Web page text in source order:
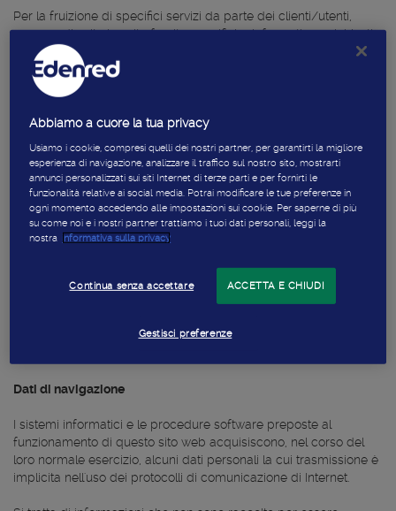
Per la fruizione di specifici servizi da parte dei clienti/utenti,
saranno di volta in volta fornite specifiche informative e richiesti,
ove necessario, specifici consensi al trattamento dei propri dati
personali.
relativi a persone identificate o identificabili. Il Titolare del
trattamento di tali dati è Edenred Italia s.r.l., con sede legale in
Milano-Via G. B. Pirelli, 18.
Luogo e Modalità di trattamento dei dati
I trattamenti connessi alla consultazione del Sito hanno luogo
presso la sede di Edenred Italia s.r.l. da soggetti incaricati da
Edenred Italia s.r.l.. I dati personali sono trattati con strumenti
Dati di navigazione
I sistemi informatici e le procedure software preposte al
funzionamento di questo sito web acquisiscono, nel corso del
loro normale esercizio, alcuni dati personali la cui trasmissione è
implicita nell'uso dei protocolli di comunicazione di Internet.
Abbiamo a cuore la tua privacy
Usiamo i cookie, compresi quelli dei nostri partner, per garantirti la migliore
esperienza di navigazione, analizzare il traffico sul nostro sito, mostrarti
annunci personalizzati sui siti Internet di terze parti e per fornirti le
funzionalità relative ai social media. Potrai modificare le tue preferenze in
ogni momento accedendo alle impostazioni sui cookie. Per saperne di più
su come noi e i nostri partner trattiamo i tuoi dati personali, leggi la
nostra informativa sulla privacy
Continua senza accettare ACCETTA E CHIUDI
Gestisci preferenze